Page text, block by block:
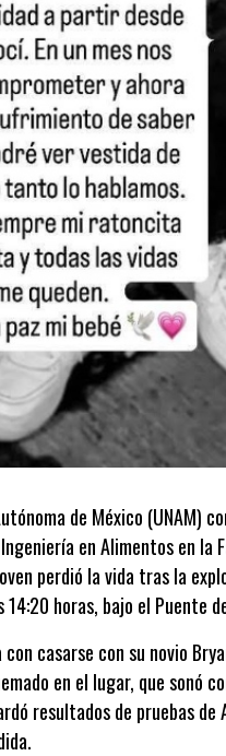
de México (UNAM)
en Alimentos en la
perdió la vida tras la
horas, bajo el Puente
con casarse con su novio
en el lugar, que sonó
resultados de pruebas